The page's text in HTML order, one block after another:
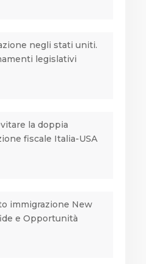
negli stati uniti.
legislativi
la doppia
fiscale Italia-USA
immigrazione New
e Opportunità